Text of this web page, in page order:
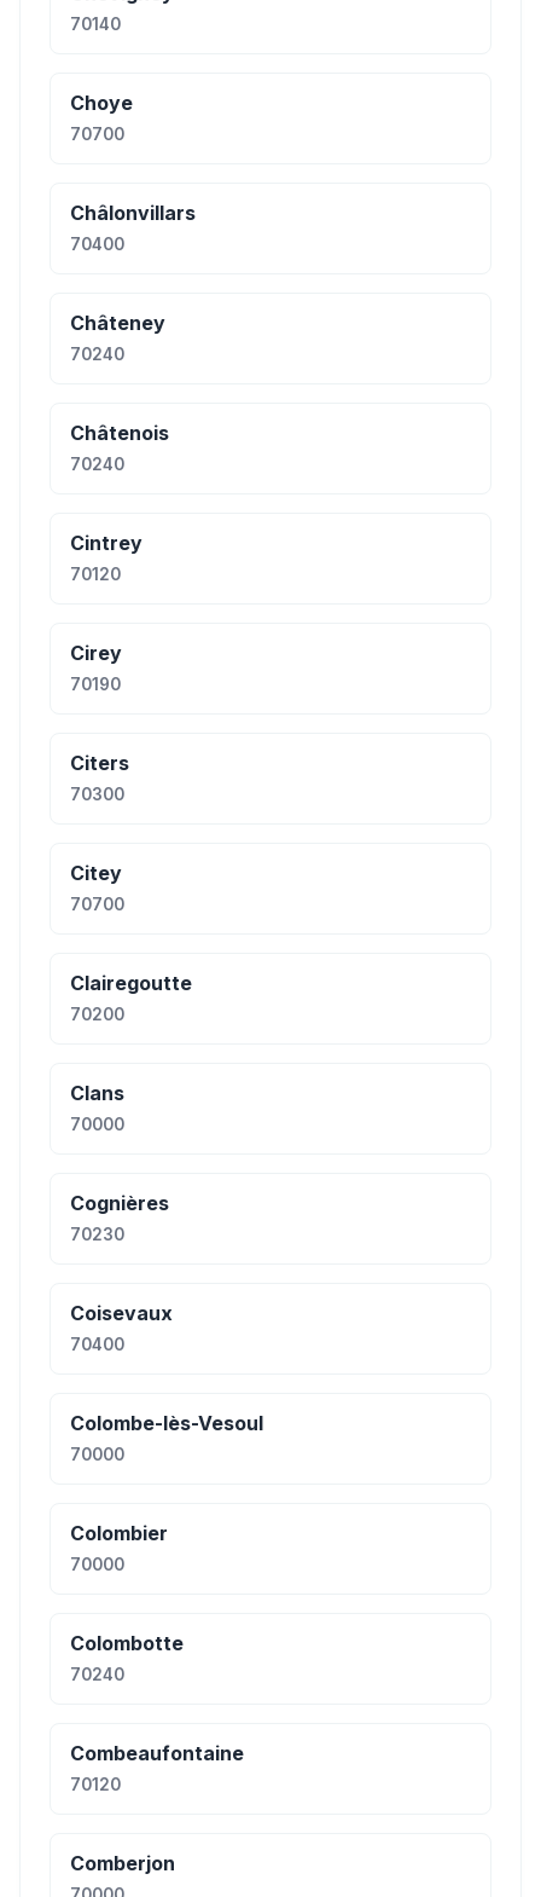
70140
Choye
70700
Châlonvillars
70400
Châteney
70240
Châtenois
70240
Cintrey
70120
Cirey
70190
Citers
70300
Citey
70700
Clairegoutte
70200
Clans
70000
Cognières
70230
Coisevaux
70400
Colombe-lès-Vesoul
70000
Colombier
70000
Colombotte
70240
Combeaufontaine
70120
Comberjon